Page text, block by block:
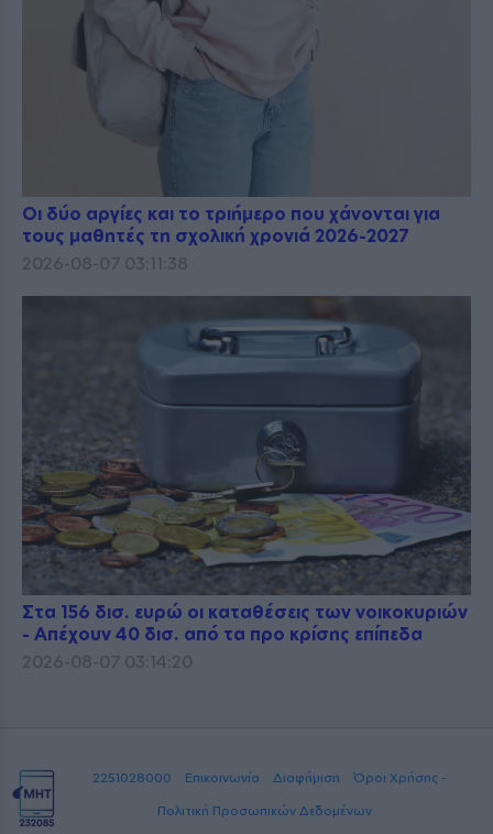
Οι δύο αργίες και το τριήμερο που χάνονται για
τους μαθητές τη σχολική χρονιά 2026-2027
2026-08-07 03:11:38
Στα 156 δισ. ευρώ οι καταθέσεις των νοικοκυριών
- Απέχουν 40 δισ. από τα προ κρίσης επίπεδα
2026-08-07 03:14:20
2251028000 Επικοινωνία Διαφήμιση
Όροι Χρήσης -
Πολιτική Προσωπικών Δεδομένων